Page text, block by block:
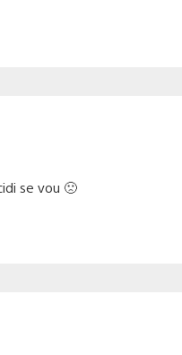
se vou 🙁